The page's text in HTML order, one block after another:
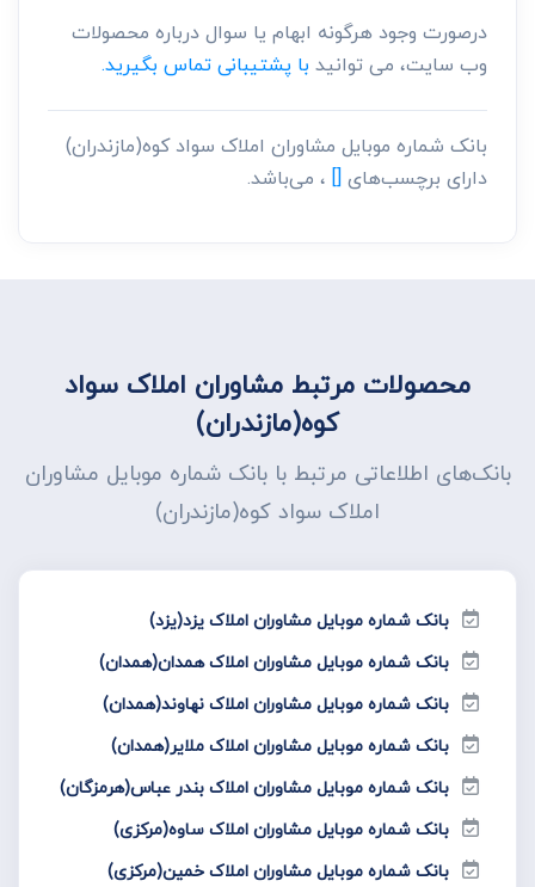
درصورت وجود هرگونه ابهام یا سوال درباره محصولات
وب سایت، می توانید با پشتیبانی تماس بگیرید.
بانک شماره موبایل مشاوران املاک سواد کوه(مازندران)
دارای برچسب‌های[] ، می‌باشد.
محصولات مرتبط مشاوران املاک سواد
کوه(مازندران)
بانک‌های اطلاعاتی مرتبط با بانک شماره موبایل مشاوران
املاک سواد کوه(مازندران)
بانک شماره موبایل مشاوران املاک یزد(یزد)
بانک شماره موبایل مشاوران املاک همدان(همدان)
بانک شماره موبایل مشاوران املاک نهاوند(همدان)
بانک شماره موبایل مشاوران املاک ملایر(همدان)
بانک شماره موبایل مشاوران املاک بندر عباس(هرمزگان)
بانک شماره موبایل مشاوران املاک ساوه(مرکزی)
بانک شماره موبایل مشاوران املاک خمین(مرکزی)